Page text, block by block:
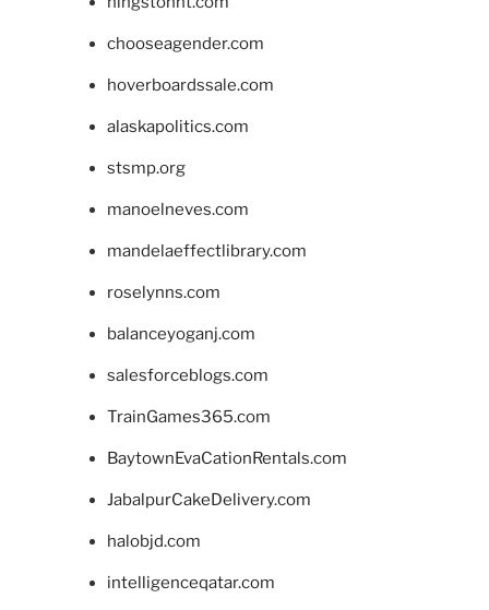
chooseagender.com
hoverboardssale.com
alaskapolitics.com
stsmp.org
manoelneves.com
mandelaeffectlibrary.com
roselynns.com
balanceyoganj.com
salesforceblogs.com
TrainGames365.com
BaytownEvaCationRentals.com
JabalpurCakeDelivery.com
halobjd.com
intelligenceqatar.com